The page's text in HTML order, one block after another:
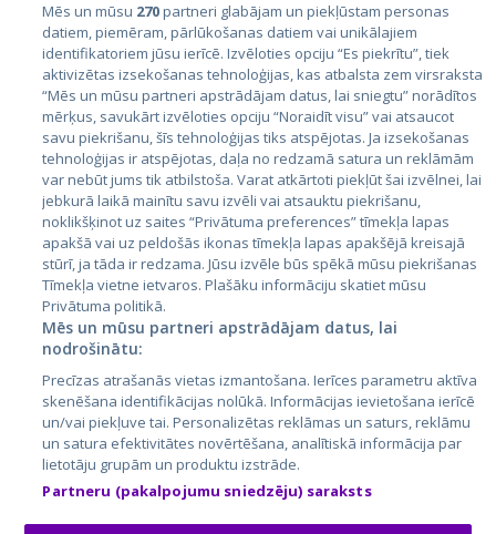
Страны
Эстония
Латвия
Литва
City24.lv
City24.ee
GetaPro.lv
GetaPro.ee
Skelbiu.lt
Autoplius.lt
CVbankas.lt
Kainos.lt
Paslaugos.lt
auto24.ee
Osta.ee
Mēs un mūsu 270partneri glabājam un piekļūstam personas
datiem, piemēram, pārlūkošanas datiem vai unikālajiem
identifikatoriem jūsu ierīcē. Izvēloties opciju “Es piekrītu”, tiek
aktivizētas izsekošanas tehnoloģijas, kas atbalsta zem virsraksta
“Mēs un mūsu partneri apstrādājam datus, lai sniegtu” norādītos
mērķus, savukārt izvēloties opciju “Noraidīt visu” vai atsaucot
savu piekrišanu, šīs tehnoloģijas tiks atspējotas. Ja izsekošanas
tehnoloģijas ir atspējotas, daļa no redzamā satura un reklāmām
var nebūt jums tik atbilstoša. Varat atkārtoti piekļūt šai izvēlnei, lai
jebkurā laikā mainītu savu izvēli vai atsauktu piekrišanu,
noklikšķinot uz saites “Privātuma preferences” tīmekļa lapas
apakšā vai uz peldošās ikonas tīmekļa lapas apakšējā kreisajā
stūrī, ja tāda ir redzama. Jūsu izvēle būs spēkā mūsu piekrišanas
Tīmekļa vietne ietvaros. Plašāku informāciju skatiet mūsu
Privātuma politikā.
Mēs un mūsu partneri apstrādājam datus, lai
nodrošinātu:
Precīzas atrašanās vietas izmantošana. Ierīces parametru aktīva
skenēšana identifikācijas nolūkā. Informācijas ievietošana ierīcē
un/vai piekļuve tai. Personalizētas reklāmas un saturs, reklāmu
un satura efektivitātes novērtēšana, analītiskā informācija par
lietotāju grupām un produktu izstrāde.
Partneru (pakalpojumu sniedzēju) saraksts